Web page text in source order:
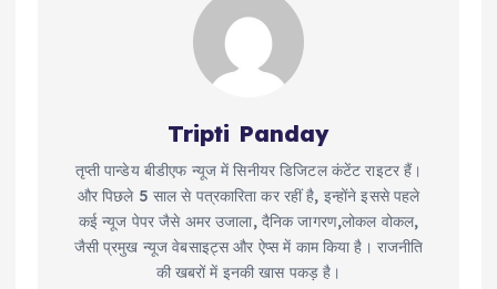
Tripti Panday
तृप्ती पान्डेय बीडीएफ न्यूज में सिनीयर डिजिटल कंटेंट राइटर हैं।
और पिछले 5 साल से पत्रकारिता कर रहीं है, इन्होंने इससे पहले
कई न्यूज पेपर जैसे अमर उजाला, दैनिक जागरण,लोकल वोकल,
जैसी प्रमुख न्यूज वेबसाइट्स और ऐप्स में काम किया है। राजनीति
की खबरों में इनकी खास पकड़ है।